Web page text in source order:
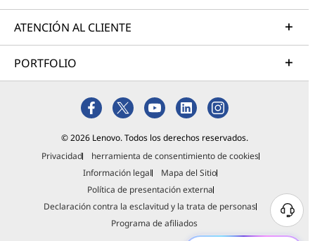
ATENCIÓN AL CLIENTE
PORTFOLIO
© 2026 Lenovo. Todos los derechos reservados.
Privacidad
herramienta de consentimiento de cookies
Información legal
Mapa del Sitio
Política de presentación externa
Declaración contra la esclavitud y la trata de personas
Programa de afiliados